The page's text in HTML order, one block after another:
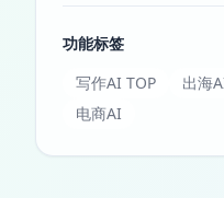
功能标签
写作AI TOP
出海
电商AI